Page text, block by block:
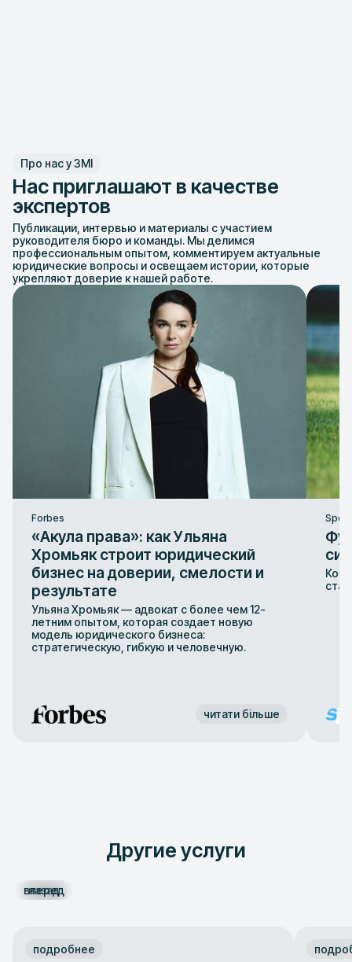
Про нас у ЗМІ
Нас приглашают в качестве
экспертов
Публикации, интервью и материалы с участием
руководителя бюро и команды. Мы делимся
профессиональным опытом, комментируем актуальные
юридические вопросы и освещаем истории, которые
укрепляют доверие к нашей работе.
Forbes
«Акула права»: как Ульяна
Хромьяк строит юридический
бизнес на доверии, смелости и
результате
Ульяна Хромьяк — адвокат с более чем 12-
летним опытом, которая создает новую
модель юридического бизнеса:
стратегическую, гибкую и человечную.
читати більше
Другие услуги
назад
вперед
подробнее